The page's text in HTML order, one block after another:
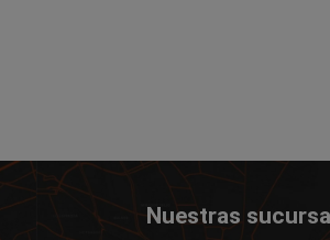
Nuestras